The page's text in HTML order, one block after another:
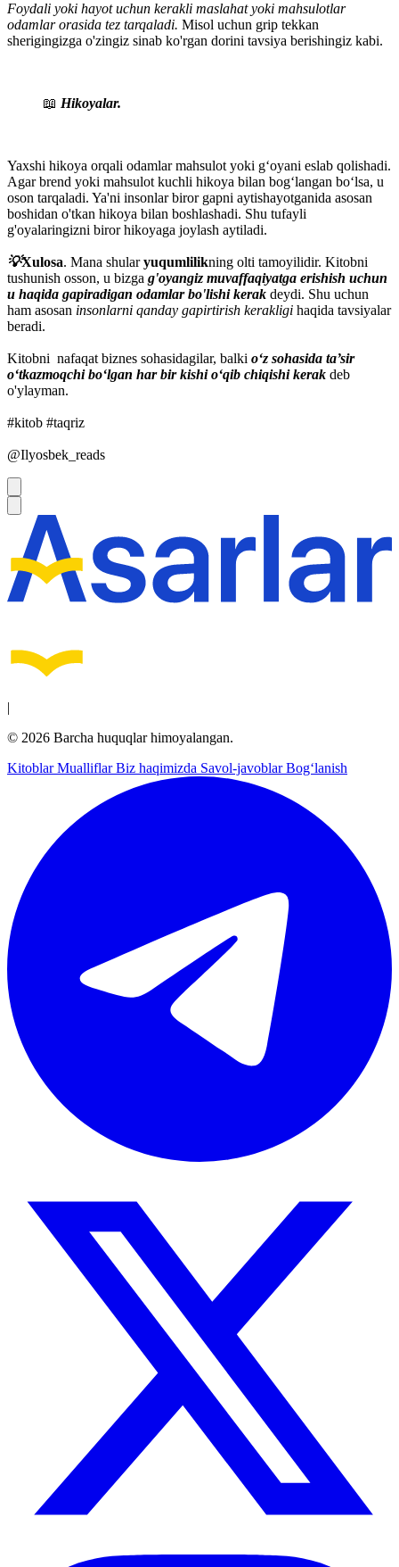
Foydali yoki hayot uchun kerakli maslahat yoki mahsulotlar
odamlar orasida tez tarqaladi. Misol uchun grip tekkan
sherigingizga o'zingiz sinab ko'rgan dorini tavsiya berishingiz kabi.
📖 Hikoyalar.
Yaxshi hikoya orqali odamlar mahsulot yoki g‘oyani eslab qolishadi.
Agar brend yoki mahsulot kuchli hikoya bilan bog‘langan bo‘lsa, u
oson tarqaladi. Ya'ni insonlar biror gapni aytishayotganida asosan
boshidan o'tkan hikoya bilan boshlashadi. Shu tufayli
g'oyalaringizni biror hikoyaga joylash aytiladi.
💡Xulosa. Mana shularyuqumlilikning olti tamoyilidir. Kitobni
tushunish osson, u bizga g'oyangiz muvaffaqiyatga erishish uchun
u haqida gapiradigan odamlar bo'lishi kerak deydi. Shu uchun
ham asosan insonlarni qanday gapirtirish kerakligi haqida tavsiyalar
beradi.
Kitobni nafaqat biznes sohasidagilar, balki o‘z sohasida ta’sir
o‘tkazmoqchi bo‘lgan har bir kishi o‘qib chiqishi kerak deb
o'ylayman.
#kitob #taqriz
@Ilyosbek_reads
|
© 2026 Barcha huquqlar himoyalangan.
KitoblarMualliflarBiz haqimizda Savol-javoblarBog‘lanish